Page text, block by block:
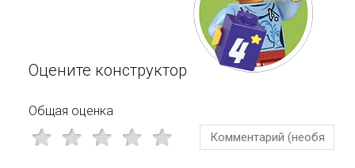
Оцените конструктор
Общая оценка